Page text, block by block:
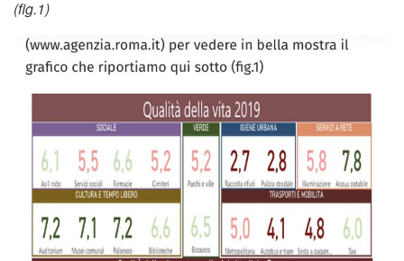
(fig.1)